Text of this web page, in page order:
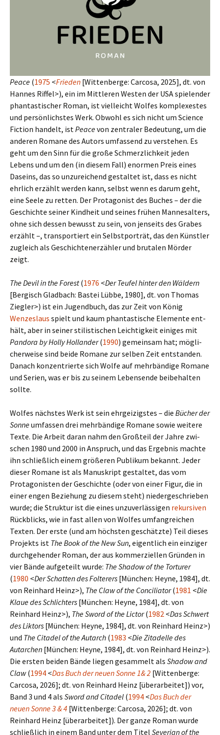
Peace (1975 <Frieden [Wittenberge: Carcosa, 2025], dt. von
Hannes Riffel>), ein im Mittleren Westen der USA spie­len­der
phan­ta­sti­scher Roman, ist viel­leicht Wolfes kom­ple­xe­stes
und per­sön­lich­stes Werk. Obwohl es sich nicht um Science
Fiction han­delt, ist Peacevon zen­tra­ler Bedeutung, um die
ande­ren Romane des Autors umfas­send zu ver­ste­hen. Es
geht um den Sinn für die große Schmerzlichkeit jeden
Lebens und um den (in diesem Fall) enor­men Preis eines
Daseins, das so unzu­rei­chend gestal­tet ist, dass es nicht
ehr­lich erzählt werden kann, selbst wenn es darum geht,
eine Seele zu retten. Der Protagonist des Buches – der die
Geschichte seiner Kindheit und seines frühen Mannesalters,
ohne sich dessen bewusst zu sein, von jen­seits des Grabes
erzählt –, trans­por­tiert ein Selbstporträt, das den Künstler
zugleich als Geschichtenerzähler und bru­ta­len Mörder
zeigt.
The Devil in the Forest(1976 <Der Teufel hinter den Wäldern
[Bergisch Gladbach: Bastei Lübbe, 1980], dt. von Thomas
Ziegler>) ist ein Jugendbuch, das zur Zeit von König
Wenzeslaus spielt und kaum phan­ta­sti­sche Elemente ent­
hält, aber in seiner sti­li­sti­schen Leichtigkeit eini­ges mit
Pandora by Holly Hollander(1990) gemein­sam hat; mög­li­
cher­weise sind beide Romane zur selben Zeit ent­stan­den.
Danach kon­zen­trierte sich Wolfe auf mehr­bän­dige Romane
und Serien, was er bis zu seinem Lebensende bei­be­hal­ten
sollte.
Wolfes näch­stes Werk ist sein ehr­gei­zig­stes – die Bücher der
Sonneumfas­sen drei mehr­bän­dige Romane sowie wei­tere
Texte. Die Arbeit daran nahm den Großteil der Jahre zwi­
schen 1980 und 2000 in Anspruch, und das Ergebnis machte
ihn schließ­lich einem grö­ße­ren Publikum bekannt. Jeder
dieser Romane ist als Manuskript gestal­tet, das vom
Protagonisten der Geschichte (oder von einer Figur, die in
einer engen Beziehung zu diesem steht) nie­der­ge­schrie­ben
wurde; die Struktur ist die eines unzu­ver­läs­si­gen rekur­si­ven
Rückblicks, wie in fast allen von Wolfes umfang­rei­chen
Texten. Der erste (und am höch­sten geschätzte) Teil dieses
Projekts ist The Book of the New Sun, eigent­lich ein ein­zi­ger
durch­ge­hen­der Roman, der aus kom­mer­zi­el­len Gründen in
vier Bände auf­ge­teilt wurde: The Shadow of the Torturer
(1980 <Der Schatten des Folterers [München: Heyne, 1984], dt.
von Reinhard Heinz>), The Claw of the Conciliator(1981 <Die
Klaue des Schlichters [München: Heyne, 1984], dt. von
Reinhard Heinz>), The Sword of the Lictor(1982 <Das Schwert
des Liktors [München: Heyne, 1984], dt. von Reinhard Heinz>)
und The Citadel of the Autarch (1983 <Die Zitadelle des
Autarchen [München: Heyne, 1984], dt. von Reinhard Heinz>).
Die ersten beiden Bände liegen gesam­melt als Shadow and
Claw(1994 <Das Buch der neuen Sonne 1& 2 [Wittenberge:
Carcosa, 2026]; dt. von Reinhard Heinz [über­ar­bei­tet]) vor,
Band 3 und 4 als Sword and Citadel (1994 <Das Buch der
neuen Sonne 3 & 4 [Wittenberge: Carcosa, 2026]; dt. von
Reinhard Heinz [über­ar­bei­tet]). Der ganze Roman wurde
schließ­lich in einem Band unter dem Titel Severian of the